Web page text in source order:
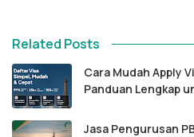
Related Posts
Cara Mudah Apply
Panduan Lengkap
Jasa Pengurusan